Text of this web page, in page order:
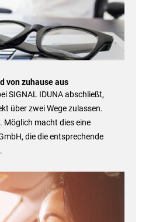
von zuhause aus
SIGNAL IDUNA abschließt,
über zwei Wege zulassen.
Möglich macht dies eine
die die entsprechende